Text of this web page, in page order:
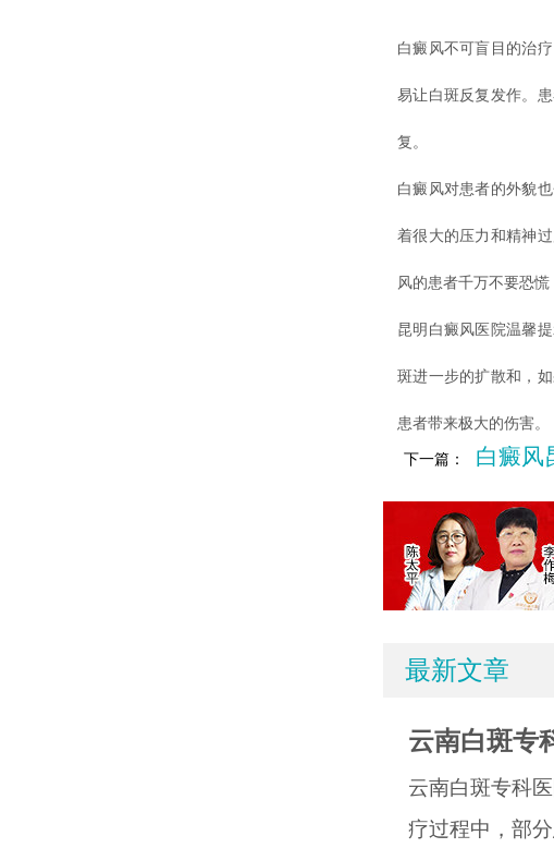
白癜风不可盲目的治
易让白斑反复发作。
复。
白癜风对患者的外貌
着很大的压力和精神
风的患者千万不要恐
昆明白癜风医院温馨
斑进一步的扩散和，
患者带来极大的伤害。
下一篇： 白癜风
最新文章
云南白斑专
云南白斑专科
疗过程中，部